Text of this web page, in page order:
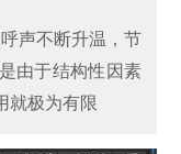
声不断升温，节
由于结构性因素
就极为有限